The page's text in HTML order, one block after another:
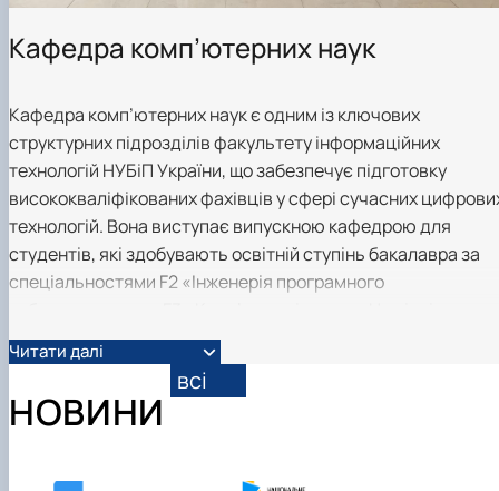
Кафедра комп’ютерних наук
Кафедра комп’ютерних наук є одним із ключових
структурних підрозділів факультету інформаційних
технологій НУБіП України, що забезпечує підготовку
висококваліфікованих фахівців у сфері сучасних
технологій. Вона виступає випускною кафедрою для
студентів, які здобувають освітній ступінь бакалавра за
спеціальностями F2 «Інженерія програмного
магістратури кафедра пропонує поглиблену підготовку за
цими ж спеціальностями: для напряму «Інженерія
програмного забезпечення» реалізується освітня
програма «Програмне забезпечення інформаційних
програма «Інформаційні управляючі системи та
Читати далі
НОВИНИ
всі